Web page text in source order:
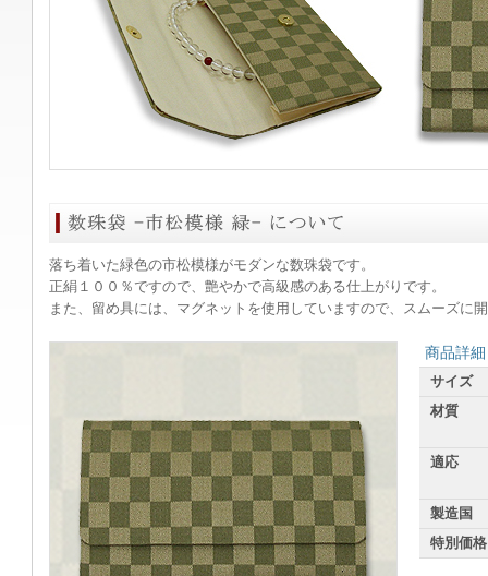
落ち着いた緑色の市松模様がモダンな数珠袋です。
正絹１００％ですので、艶やかで高級感のある仕上がりです。
また、留め具には、マグネットを使用していますので、スムーズに
商品詳細
サイズ
材質
適応
製造国
特別価格